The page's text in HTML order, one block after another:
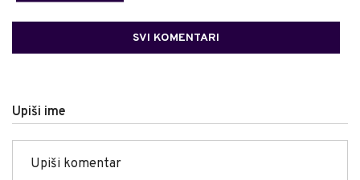
SVI KOMENTARI
Upiši ime